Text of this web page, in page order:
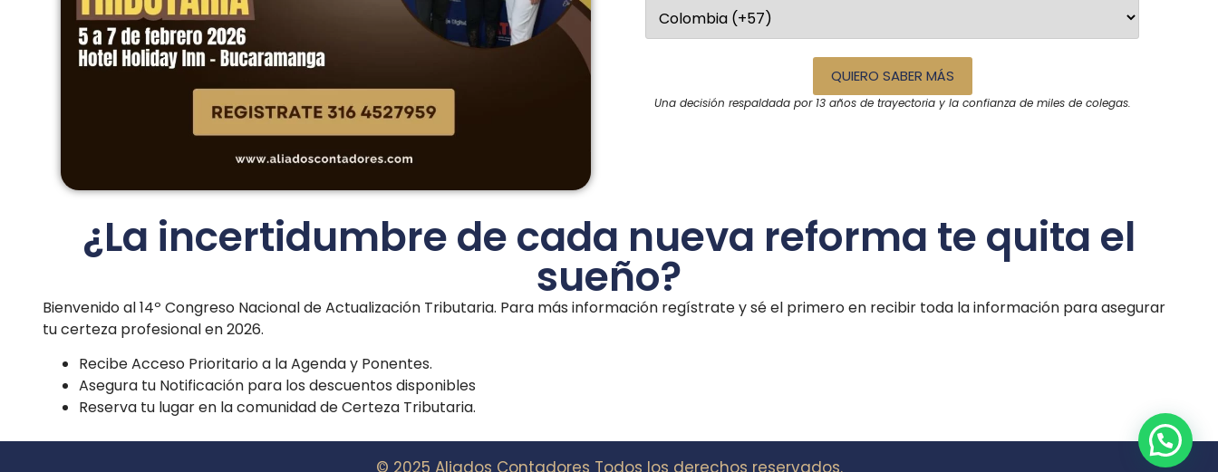
QUIERO SABER MÁS
Una decisión respaldada por 13 años de trayectoria y la confianza de miles de colegas.
¿La incertidumbre de cada nueva reforma te quita el
sueño?
Bienvenido al 14º Congreso Nacional de Actualización Tributaria. Para más información regístrate y sé el primero en recibir toda la información para asegurar
tu certeza profesional en 2026.
Recibe Acceso Prioritario a la Agenda y Ponentes.
Asegura tu Notificación para los descuentos disponibles
Reserva tu lugar en la comunidad de Certeza Tributaria.